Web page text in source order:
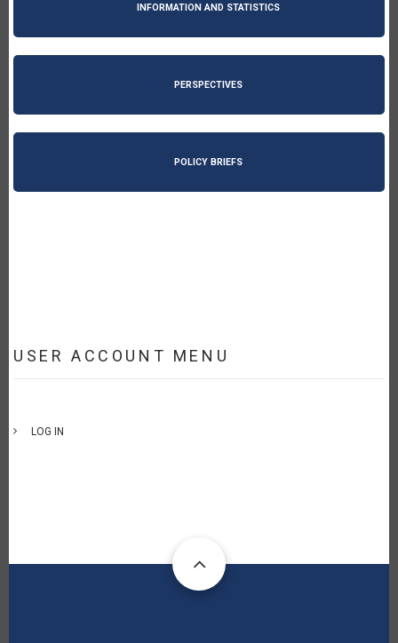
INFORMATION AND STATISTICS
PERSPECTIVES
POLICY BRIEFS
USER ACCOUNT MENU
LOG IN